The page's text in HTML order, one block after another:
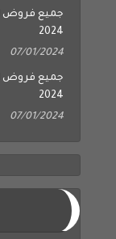
2024
07/01/2024
2024
07/01/2024